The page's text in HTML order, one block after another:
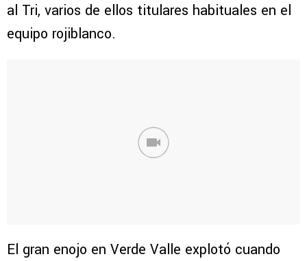
al Tri, varios de ellos titulares habituales en el
equipo rojiblanco.
El gran enojo en Verde Valle explotó cuando